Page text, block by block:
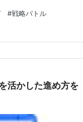
ールドでは、霊馬によ
#戦略バトル
活かした進め方を